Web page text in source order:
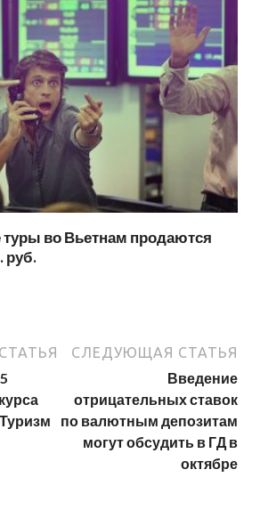
во Вьетнам продаются
руб.
СЛЕДУЮЩАЯ СТАТЬЯ
Введение
отрицательных ставок
по валютным депозитам
могут обсудить в ГД в
октябре